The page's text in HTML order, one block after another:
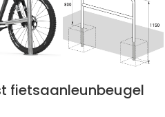
fietsaanleunbeugel